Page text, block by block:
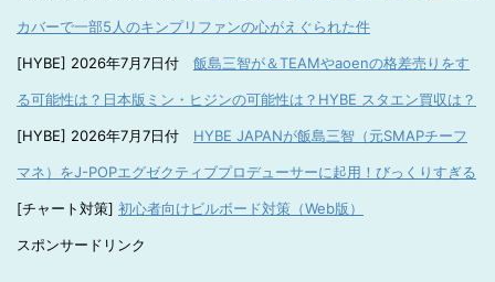
カバーで一部5人のキンプリファンの心がえぐられた件
[HYBE] 2026年7月7日付 飯島三智が＆TEAMやaoenの格差売りをす
る可能性は？日本版ミン・ヒジンの可能性は？HYBE スタエン買収は？
[HYBE] 2026年7月7日付 HYBE JAPANが飯島三智（元SMAPチーフ
マネ）をJ-POPエグゼクティブプロデューサーに起用！びっくりすぎる
[チャート対策] 初心者向けビルボード対策（Web版）
スポンサードリンク